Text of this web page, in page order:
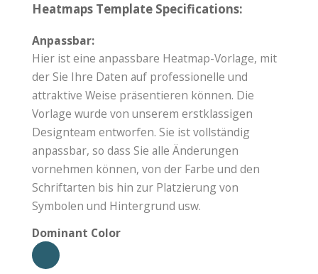
Heatmaps Template Specifications:
Anpassbar:
Hier ist eine anpassbare Heatmap-Vorlage, mit
der Sie Ihre Daten auf professionelle und
attraktive Weise präsentieren können. Die
Vorlage wurde von unserem erstklassigen
Designteam entworfen. Sie ist vollständig
anpassbar, so dass Sie alle Änderungen
vornehmen können, von der Farbe und den
Schriftarten bis hin zur Platzierung von
Symbolen und Hintergrund usw.
Dominant Color